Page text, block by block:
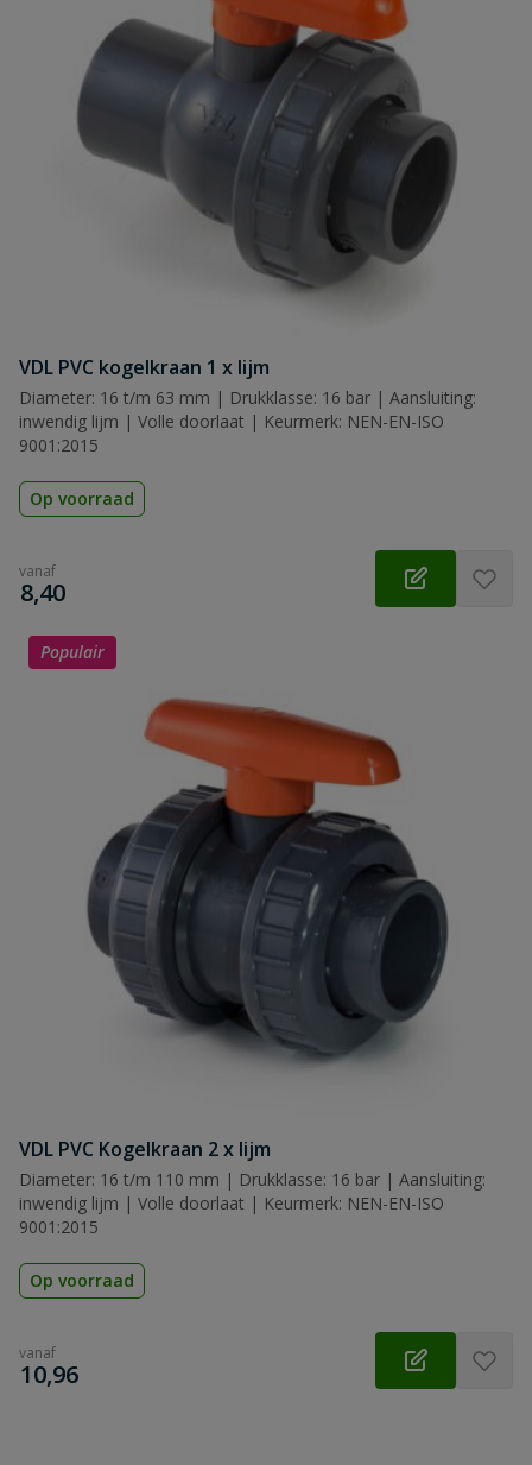
VDL PVC kogelkraan 1 x lijm
Diameter: 16 t/m 63 mm | Drukklasse: 16 bar | Aansluiting:
inwendig lijm | Volle doorlaat | Keurmerk: NEN-EN-ISO
9001:2015
Op voorraad
vanaf
€
8,40
Populair
VDL PVC Kogelkraan 2 x lijm
Diameter: 16 t/m 110 mm | Drukklasse: 16 bar | Aansluiting:
inwendig lijm | Volle doorlaat | Keurmerk: NEN-EN-ISO
9001:2015
Op voorraad
vanaf
€
10,96